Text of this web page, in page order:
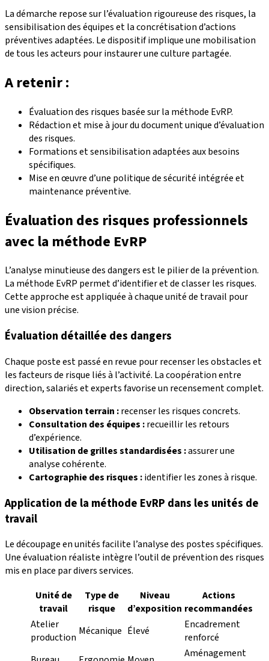
La démarche repose sur l’évaluation rigoureuse des risques, la
sensibilisation des équipes et la concrétisation d’actions
préventives adaptées. Le dispositif implique une mobilisation
de tous les acteurs pour instaurer une culture partagée.
A retenir :
Évaluation des risques basée sur la méthode EvRP.
Rédaction et mise à jour du document unique d’évaluation
des risques.
Formations et sensibilisation adaptées aux besoins
spécifiques.
Mise en œuvre d’une politique de sécurité intégrée et
maintenance préventive.
Évaluation des risques professionnels
avec la méthode EvRP
L’analyse minutieuse des dangers est le pilier de la prévention.
La méthode EvRP permet d’identifier et de classer les risques.
Cette approche est appliquée à chaque unité de travail pour
une vision précise.
Évaluation détaillée des dangers
Chaque poste est passé en revue pour recenser les obstacles et
les facteurs de risque liés à l’activité. La coopération entre
direction, salariés et experts favorise un recensement complet.
Observation terrain :recenser les risques concrets.
Consultation des équipes :recueillir les retours
d’expérience.
Utilisation de grilles standardisées :assurer une
analyse cohérente.
Cartographie des risques :identifier les zones à risque.
Application de la méthode EvRP dans les unités de
travail
Le découpage en unités facilite l’analyse des postes spécifiques.
Une évaluation réaliste intègre l’outil de prévention des risques
mis en place par divers services.
Unité de
travail
Type de
risque
Niveau
d’exposition
Actions
recommandées
Atelier
production Mécanique Élevé
Encadrement
renforcé
Aménagement